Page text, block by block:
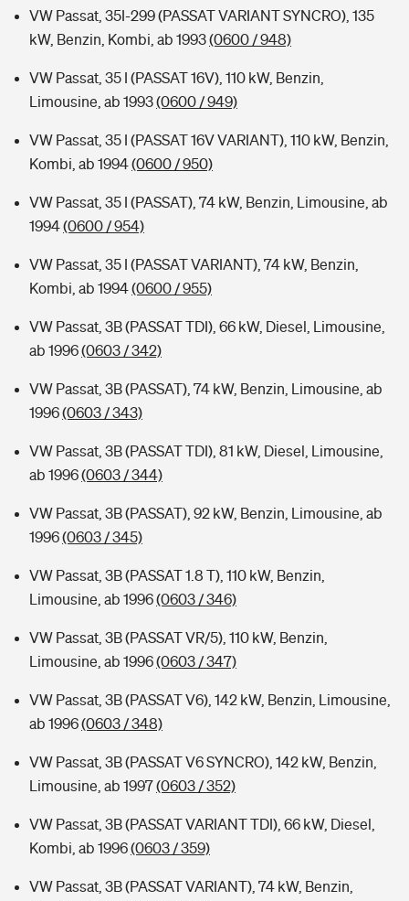
VW Passat, 35I-299 (PASSAT VARIANT SYNCRO), 135
kW, Benzin, Kombi, ab 1993(0600 / 948)
VW Passat, 35 I (PASSAT 16V), 110 kW, Benzin,
Limousine, ab 1993(0600 / 949)
VW Passat, 35 I (PASSAT 16V VARIANT), 110 kW, Benzin,
Kombi, ab 1994(0600 / 950)
VW Passat, 35 I (PASSAT), 74 kW, Benzin, Limousine, ab
1994(0600 / 954)
VW Passat, 35 I (PASSAT VARIANT), 74 kW, Benzin,
Kombi, ab 1994(0600 / 955)
VW Passat, 3B (PASSAT TDI), 66 kW, Diesel, Limousine,
ab 1996(0603 / 342)
VW Passat, 3B (PASSAT), 74 kW, Benzin, Limousine, ab
1996(0603 / 343)
VW Passat, 3B (PASSAT TDI), 81 kW, Diesel, Limousine,
ab 1996(0603 / 344)
VW Passat, 3B (PASSAT), 92 kW, Benzin, Limousine, ab
1996(0603 / 345)
VW Passat, 3B (PASSAT 1.8 T), 110 kW, Benzin,
Limousine, ab 1996(0603 / 346)
VW Passat, 3B (PASSAT VR/5), 110 kW, Benzin,
Limousine, ab 1996(0603 / 347)
VW Passat, 3B (PASSAT V6), 142 kW, Benzin, Limousine,
ab 1996(0603 / 348)
VW Passat, 3B (PASSAT V6 SYNCRO), 142 kW, Benzin,
Limousine, ab 1997(0603 / 352)
VW Passat, 3B (PASSAT VARIANT TDI), 66 kW, Diesel,
Kombi, ab 1996(0603 / 359)
VW Passat, 3B (PASSAT VARIANT), 74 kW, Benzin,